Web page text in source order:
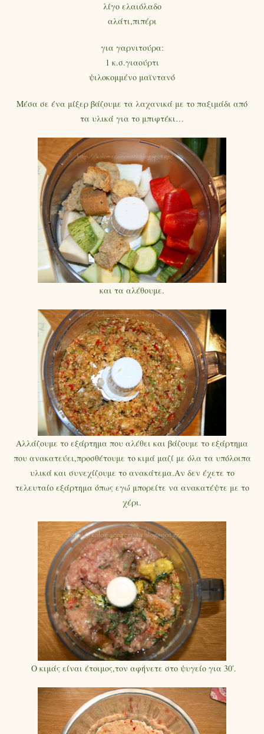
λίγο ελαιόλαδο
αλάτι,πιπέρι
για γαρνιτούρα:
1 κ.σ.γιαούρτι
ψιλοκομμένο μαϊντανό
Μέσα σε ένα μίξερ βάζουμε τα λαχανικά με το παξιμάδι από
τα υλικά για το μπιφτέκι…
και τα αλέθουμε.
Αλλάζουμε το εξάρτημα που αλέθει και βάζουμε το εξάρτημα
που ανακατεύει,προσθέτουμε το κιμά μαζί με όλα τα υπόλοιπα
υλικά και συνεχίζουμε το ανακάτεμα.Αν δεν έχετε το
τελευταίο εξάρτημα όπως εγώ μπορείτε να ανακατέψτε με το
χέρι.
Ο κιμάς είναι έτοιμος,τον αφήνετε στο ψυγείο για 30′.